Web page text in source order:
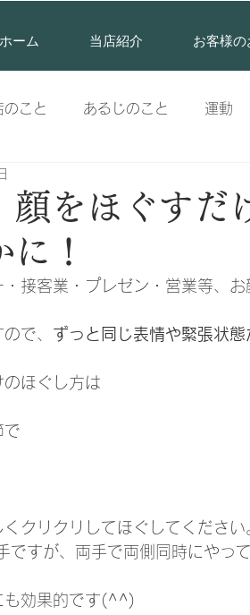
ホーム 当店紹介 お客様
のこと あるじのこと 運動
顔をほぐすだ
！
・接客業・プレゼン・営業等、
で、 ずっと同じ表情や緊張状態
ほぐし方は
で
クリクリしてほぐしてください
ですが、両手で両側同時にやっ
も効果的です(^^)